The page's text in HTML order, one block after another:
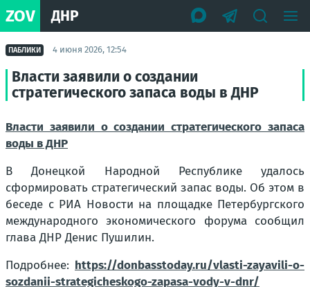
ZOV ДНР
ПАБЛИКИ 4 июня 2026, 12:54
Власти заявили о создании
стратегического запаса воды в ДНР
Власти заявили о создании стратегического запаса
воды в ДНР
В Донецкой Народной Республике удалось
сформировать стратегический запас воды. Об этом в
беседе с РИА Новости на площадке Петербургского
международного экономического форума сообщил
глава ДНР Денис Пушилин.
Подробнее: https://donbasstoday.ru/vlasti-zayavili-o-
sozdanii-strategicheskogo-zapasa-vody-v-dnr/